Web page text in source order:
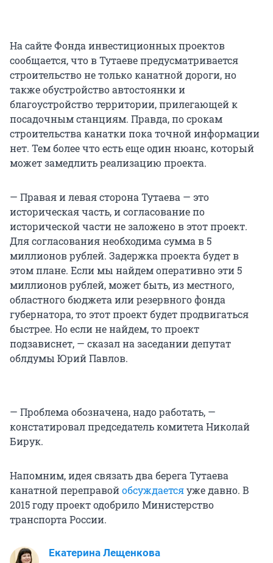
На сайте Фонда инвестиционных проектов
сообщается, что в Тутаеве предусматривается
строительство не только канатной дороги, но
также обустройство автостоянки и
благоустройство территории, прилегающей к
посадочным станциям. Правда, по срокам
строительства канатки пока точной информации
нет. Тем более что есть еще один нюанс, который
может замедлить реализацию проекта.
— Правая и левая сторона Тутаева — это
историческая часть, и согласование по
исторической части не заложено в этот проект.
Для согласования необходима сумма в 5
миллионов рублей. Задержка проекта будет в
этом плане. Если мы найдем оперативно эти 5
миллионов рублей, может быть, из местного,
областного бюджета или резервного фонда
губернатора, то этот проект будет продвигаться
быстрее. Но если не найдем, то проект
подзависнет, — сказал на заседании депутат
облдумы Юрий Павлов.
— Проблема обозначена, надо работать, —
констатировал председатель комитета Николай
Бирук.
Напомним, идея связать два берега Тутаева
канатной переправойобсуждаетсяуже давно. В
2015 году проект одобрило Министерство
транспорта России.
Екатерина Лещенкова